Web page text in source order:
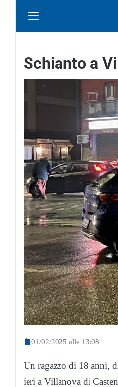
Schianto a
01/02/2025 alle 13:08
Un ragazzo di 18 anni,
ieri a Villanova di